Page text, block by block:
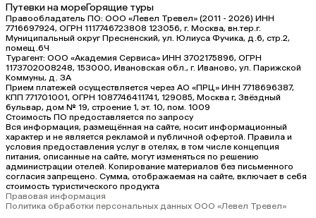
Путевки на мореГорящие туры
Правообладатель ПО: ООО «Левел Тревел» (2011 - 2026) ИНН
7716697924, ОГРН 1117746723808 123056, г. Москва, вн.тер.г.
Муниципальный округ Пресненский, ул. Юлиуса Фучика, д.6, стр.2,
помещ.6Ч
Турагент: ООО «Академия Сервиса» ИНН 3702175896, ОГРН
1173702008248, 153000, Ивановская обл., г. Иваново, ул. Парижской
Коммуны, д. ЗА
Прием платежей осуществляется через АО «ПРЦ» ИНН 7718696387,
КПП 771701001, ОГРН 1087746411741, 129085, Москва г, Звёздный
бульвар, дом № 19, строение 1, эт. 10, пом. 1009
Стоимость ПО предоставляется по запросу
Вся информация, размещённая на сайте, носит информационный
характер и не является рекламой и публичной офертой. Правила и
условия предоставления услуг в отелях, в том числе концепция
питания, описанные на сайте, могут изменяться по решению
администрации отелей. Копирование материалов без письменного
согласия запрещено. Сумма, отображаемая на сайте, включает в себя
стоимость туристического продукта
Правовая информация
Политика обработки персональных данных ООО «Левел Тревел»